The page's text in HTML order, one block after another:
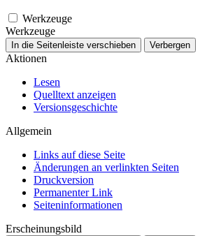
Werkzeuge
Werkzeuge
In die Seitenleiste verschieben Verbergen
Aktionen
Lesen
Quelltext anzeigen
Versionsgeschichte
Allgemein
Links auf diese Seite
Änderungen an verlinkten Seiten
Druckversion
Permanenter Link
Seiten­­informationen
Erscheinungsbild